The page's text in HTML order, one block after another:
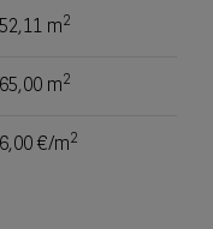
m2
m2
€/m2